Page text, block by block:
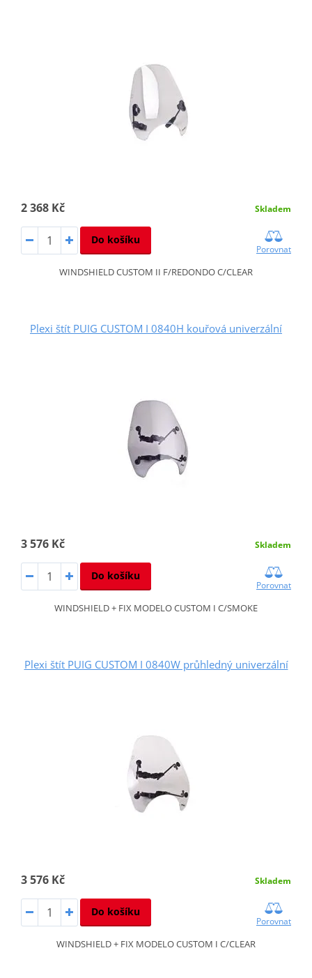
2 368 Kč Skladem
Do košíku
Porovnat
WINDSHIELD CUSTOM II F/REDONDO C/CLEAR
Plexi štít PUIG CUSTOM I 0840H kouřová univerzální
3 576 Kč Skladem
Do košíku
Porovnat
WINDSHIELD + FIX MODELO CUSTOM I C/SMOKE
Plexi štít PUIG CUSTOM I 0840W průhledný univerzální
3 576 Kč Skladem
Do košíku
Porovnat
WINDSHIELD + FIX MODELO CUSTOM I C/CLEAR